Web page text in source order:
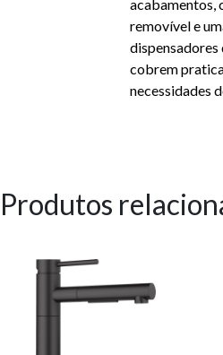
acabamentos,
removível e
dispensadores
cobrem
necessidades
Produtos